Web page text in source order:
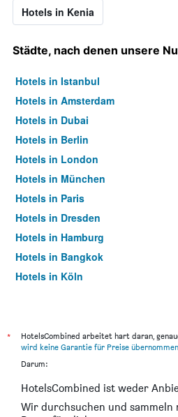
Hotels in Kenia
Städte, nach denen unsere
Hotels in Istanbul
Hotels in Amsterdam
Hotels in Dubai
Hotels in Berlin
Hotels in London
Hotels in München
Hotels in Paris
Hotels in Dresden
Hotels in Hamburg
Hotels in Bangkok
Hotels in Köln
*
HotelsCombined arbeitet hart daran,
wird keine Garantie für Preise übernommen
Darum:
HotelsCombined ist weder
Wir durchsuchen und sammeln